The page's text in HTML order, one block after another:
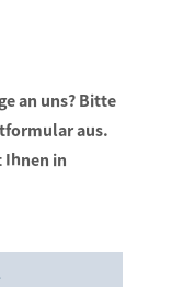
an uns? Bitte
aus.
Ihnen in